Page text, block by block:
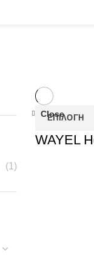
(1)
ΕΠΙΛΟΓΉ
Close
WAYEL